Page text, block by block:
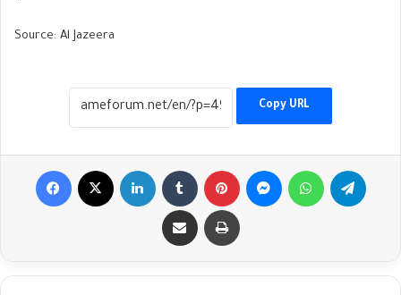
Source: Al Jazeera
Copy URL
Facebook LinkedIn Tumblr Pinterest MessengerWhatsApp
Share via Email Print